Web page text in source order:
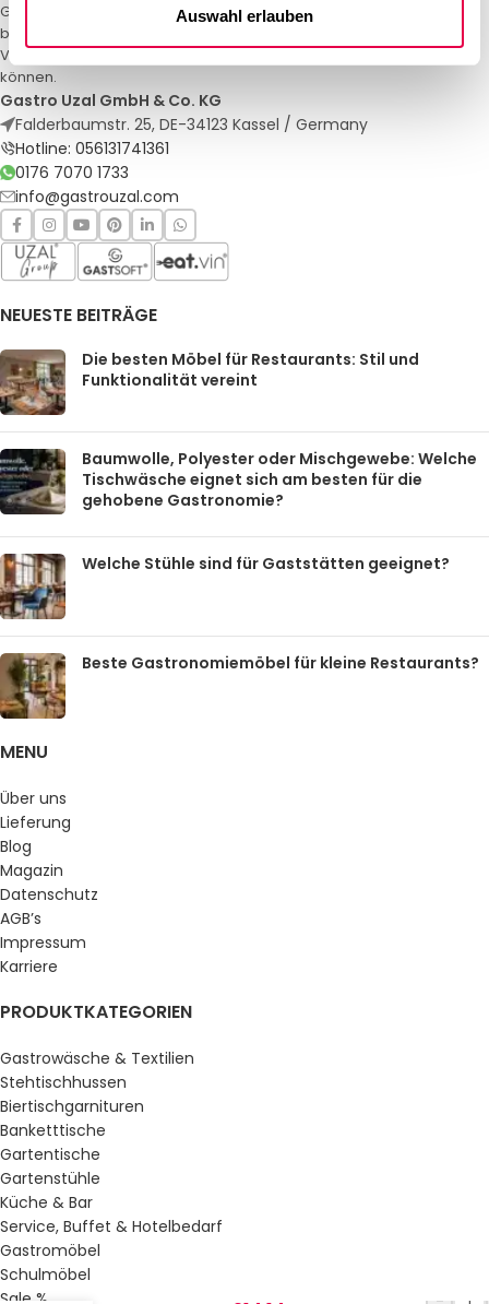
Auswahl erlauben
Gastro Uzal – Ihr Spezialist für Gastronomiemöbel und -textilien. Wir
bieten maßgeschneiderte Lösungen für Restaurants, Hotels und
Veranstaltungen. Qualität und Service, auf die Sie sich verlassen
können.
Gastro Uzal GmbH & Co. KG
Falderbaumstr. 25, DE-34123 Kassel / Germany
Hotline: 056131741361
0176 7070 1733
info@gastrouzal.com
NEUESTE BEITRÄGE
Die besten Möbel für Restaurants: Stil und
Funktionalität vereint
Baumwolle, Polyester oder Mischgewebe: Welche
Tischwäsche eignet sich am besten für die
gehobene Gastronomie?
Welche Stühle sind für Gaststätten geeignet?
Beste Gastronomiemöbel für kleine Restaurants?
MENU
Über uns
Lieferung
Blog
Magazin
Datenschutz
AGB’s
Impressum
Karriere
PRODUKTKATEGORIEN
Gastrowäsche & Textilien
Stehtischhussen
Biertischgarnituren
Banketttische
Gartentische
Gartenstühle
Küche & Bar
Service, Buffet & Hotelbedarf
Gastromöbel
Schulmöbel
Sale %